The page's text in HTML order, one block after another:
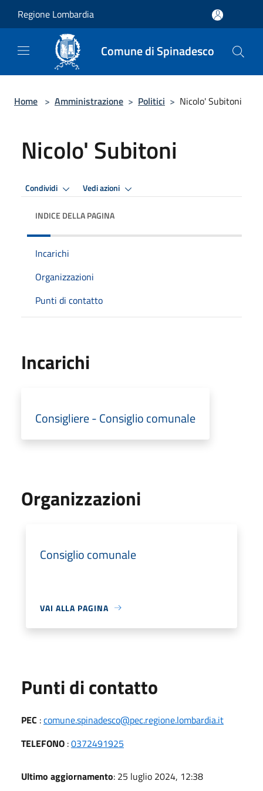
Regione Lombardia
Comune di Spinadesco
Home > Amministrazione > Politici > Nicolo' Subitoni
Nicolo' Subitoni
Condividi Vedi azioni
INDICE DELLA PAGINA
Incarichi
Organizzazioni
Punti di contatto
Incarichi
Consigliere - Consiglio comunale
Organizzazioni
Consiglio comunale
VAI ALLA PAGINA
Punti di contatto
PEC :comune.spinadesco@pec.regione.lombardia.it
TELEFONO :0372491925
Ultimo aggiornamento: 25 luglio 2024, 12:38